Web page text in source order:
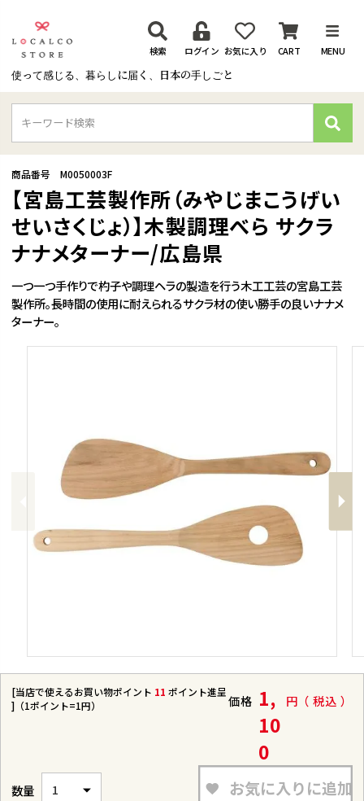
使って感じる、暮らしに届く、日本の手しごと
検索 ログイン お気に入り CART MENU
検
索
Previous
Next
一つ一つ手作りで杓子や調理ヘラの製造を行う木工工芸の宮島工芸
製作所。長時間の使用に耐えられるサクラ材の使い勝手の良いナナメ
ターナー。
【宮島工芸製作所（みやじまこうげい
せいさくじょ）】木製調理べら サクラ
ナナメターナー/広島県
商品番号 M0050003F
[当店で使えるお買い物ポイント 11 ポイント進呈
]（1ポイント=1円）
価格 1,
10
0
税込
お気に入りに追加